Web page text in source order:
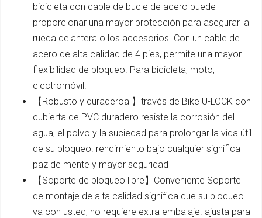
bicicleta con cable de bucle de acero puede
proporcionar una mayor protección para asegurar la
rueda delantera o los accesorios. Con un cable de
acero de alta calidad de 4 pies, permite una mayor
flexibilidad de bloqueo. Para bicicleta, moto,
electromóvil.
【Robusto y duraderoa 】través de Bike U-LOCK con
cubierta de PVC duradero resiste la corrosión del
agua, el polvo y la suciedad para prolongar la vida útil
de su bloqueo. rendimiento bajo cualquier significa
paz de mente y mayor seguridad
【Soporte de bloqueo libre】Conveniente Soporte
de montaje de alta calidad significa que su bloqueo
va con usted, no requiere extra embalaje. ajusta para